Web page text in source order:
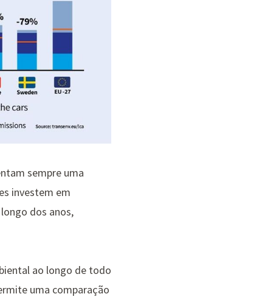
sempre uma
investem em
dos anos,
ao longo de todo
uma comparação